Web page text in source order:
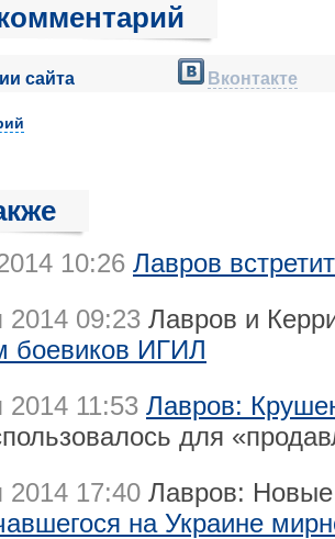
сайта Вконтакте
10:26 Лавров
2014 09:23 Лавров и
боевиков ИГИЛ
2014 11:53 Лавров:
для
2014 17:40 Лавров:
на Украине